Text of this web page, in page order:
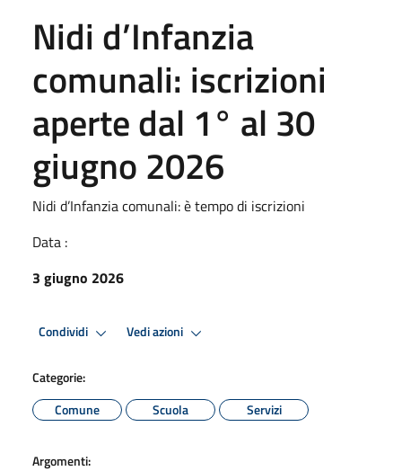
Nidi d’Infanzia
comunali: iscrizioni
aperte dal 1° al 30
giugno 2026
Nidi d’Infanzia comunali: è tempo di iscrizioni
Data :
3 giugno 2026
Condividi Vedi azioni
Categorie:
Comune
Scuola Servizi
Argomenti: